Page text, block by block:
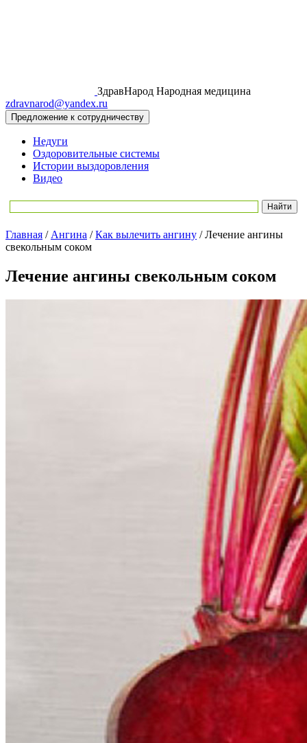
ЗдравНарод Народная медицина
zdravnarod@yandex.ru
Предложение к сотрудничеству
Недуги
Оздоровительные системы
Истории выздоровления
Видео
Главная / Ангина /Как вылечить ангину /Лечение ангины
свекольным соком
Лечение ангины свекольным соком